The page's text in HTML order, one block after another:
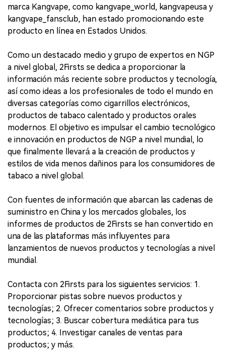
marca Kangvape, como kangvape_world, kangvapeusa y
kangvape_fansclub, han estado promocionando este
producto en línea en Estados Unidos.
Como un destacado medio y grupo de expertos en NGP
a nivel global, 2Firsts se dedica a proporcionar la
información más reciente sobre productos y tecnología,
así como ideas a los profesionales de todo el mundo en
diversas categorías como cigarrillos electrónicos,
productos de tabaco calentado y productos orales
modernos. El objetivo es impulsar el cambio tecnológico
e innovación en productos de NGP a nivel mundial, lo
que finalmente llevará a la creación de productos y
estilos de vida menos dañinos para los consumidores de
tabaco a nivel global.
Con fuentes de información que abarcan las cadenas de
suministro en China y los mercados globales, los
informes de productos de 2Firsts se han convertido en
una de las plataformas más influyentes para
lanzamientos de nuevos productos y tecnologías a nivel
mundial.
Contacta con 2Firsts para los siguientes servicios: 1.
Proporcionar pistas sobre nuevos productos y
tecnologías; 2. Ofrecer comentarios sobre productos y
tecnologías; 3. Buscar cobertura mediática para tus
productos; 4. Investigar canales de ventas para
productos; y más.